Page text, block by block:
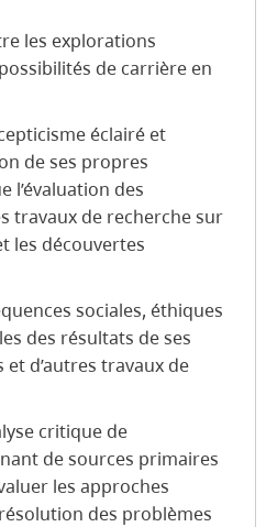
les explorations
de carrière en
éclairé et
de ses propres
l’évaluation des
travaux de recherche sur
les découvertes
sociales, éthiques
des résultats de ses
d’autres travaux de
critique de
de sources primaires
les approches
des problèmes